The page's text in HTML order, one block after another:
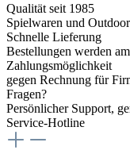
Qualität seit 1985
Spielwaren und
Schnelle Lieferung
Bestellungen werden
Zahlungsmöglichkeit
gegen Rechnung für
Fragen?
Persönlicher Support,
Service-Hotline